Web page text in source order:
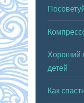
Хороший
детей
Как